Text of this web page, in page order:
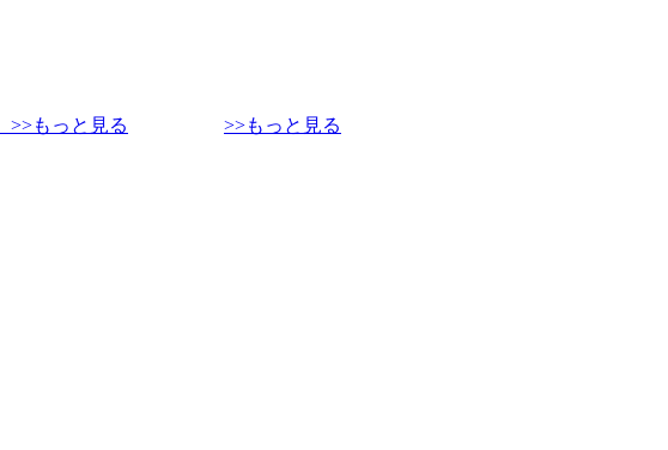
>>もっと見る
>>もっと見る